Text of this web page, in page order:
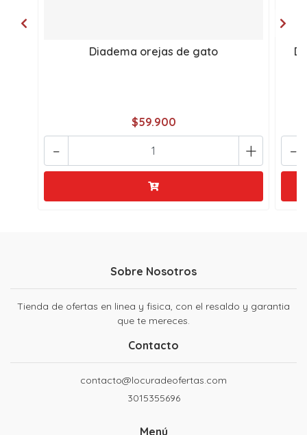
Diadema orejas de gato
$59.900
+
- -
Sobre Nosotros
Tienda de ofertas en linea y fisica, con el resaldo y garantia
que te mereces.
Contacto
contacto@locuradeofertas.com
3015355696
Menú